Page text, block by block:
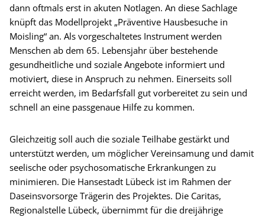
dann oftmals erst in akuten Notlagen. An diese Sachlage
knüpft das Modellprojekt „Präventive Hausbesuche in
Moisling“ an. Als vorgeschaltetes Instrument werden
Menschen ab dem 65. Lebensjahr über bestehende
gesundheitliche und soziale Angebote informiert und
motiviert, diese in Anspruch zu nehmen. Einerseits soll
erreicht werden, im Bedarfsfall gut vorbereitet zu sein und
schnell an eine passgenaue Hilfe zu kommen.
Gleichzeitig soll auch die soziale Teilhabe gestärkt und
unterstützt werden, um möglicher Vereinsamung und damit
seelische oder psychosomatische Erkrankungen zu
minimieren. Die Hansestadt Lübeck ist im Rahmen der
Daseinsvorsorge Trägerin des Projektes. Die Caritas,
Regionalstelle Lübeck, übernimmt für die dreijährige